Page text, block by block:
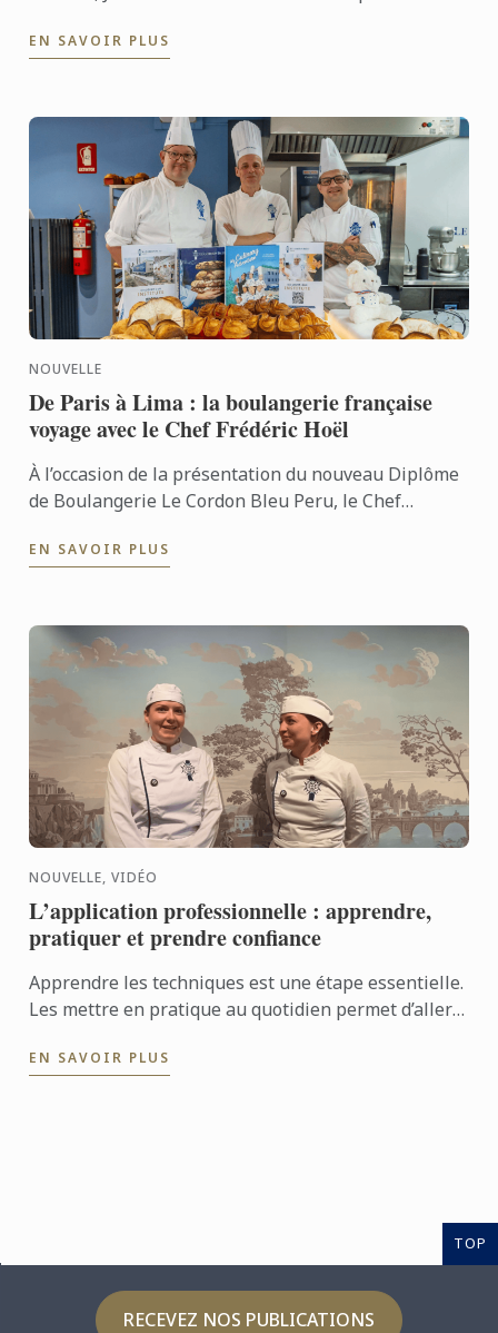
Après ...
EN SAVOIR PLUS
NOUVELLE
De Paris à Lima : la boulangerie française
voyage avec le Chef Frédéric Hoël
À l’occasion de la présentation du nouveau Diplôme
de Boulangerie Le Cordon Bleu Peru, le Chef
savoir-faire de ...
EN SAVOIR PLUS
NOUVELLE, VIDÉO
L’application professionnelle : apprendre,
pratiquer et prendre confiance
Apprendre les techniques est une étape essentielle.
Les mettre en pratique au quotidien permet d’aller
les ...
EN SAVOIR PLUS
TOP
RECEVEZ NOS PUBLICATIONS